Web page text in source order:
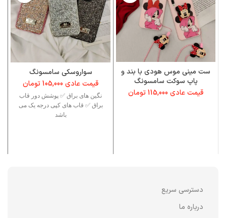
ست مینی موس هودی با بند و
پاپ سوکت سامسونگ
قیمت عادی115,000تومان
سواروسکی سامسونگ
قیمت عادی105,000تومان
نگین های براق ✅ پوشش دور قاب
براق ✅ قاب های کپی درجه یک می
باشد
دسترسی سریع
درباره ما